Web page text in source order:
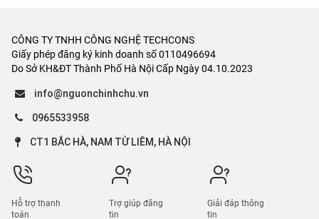
CÔNG TY TNHH CÔNG NGHỆ TECHCONS
Giấy phép đăng ký kinh doanh số 0110496694
Do Sở KH&ĐT Thành Phố Hà Nội Cấp Ngày 04.10.2023
info@nguonchinhchu.vn
0965533958
CT1 BẮC HÀ, NAM TỪ LIÊM, HÀ NỘI
Hỗ trợ thanh
toán
Trợ giúp đăng
tin
Giải đáp thông
tin